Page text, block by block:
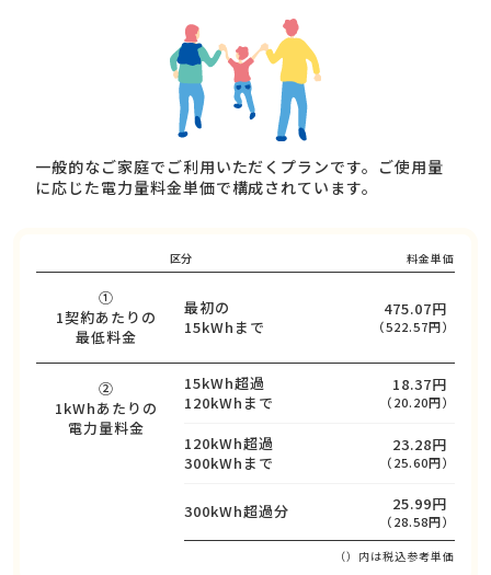
一般的なご家庭でご利用いただくプランです。ご使用量
に応じた電力量料金単価で構成されています。
区分 料金単価
①
1契約あたりの
最低料金
最初の
15kWhまで
475.07円
（522.57円）
②
1kWhあたりの
電力量料金
15kWh超過
120kWhまで
18.37円
（20.20円）
120kWh超過
300kWhまで
23.28円
（25.60円）
300kWh超過分 25.99円
（28.58円）
（）内は税込参考単価